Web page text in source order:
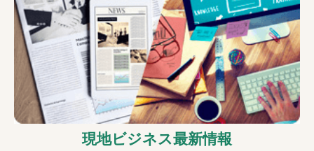
現地ビジネス最新情報